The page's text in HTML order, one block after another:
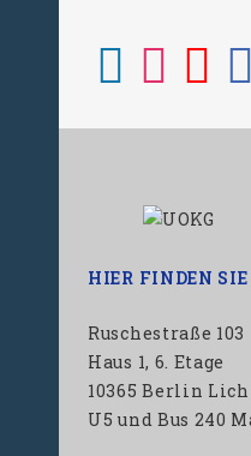
HIER FINDEN
Ruschestraße 103
Haus 1, 6. Etage
10365 Berlin
U5 und Bus 240